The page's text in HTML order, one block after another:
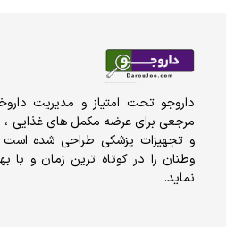
داروجو تحت امتیاز و مدیریت
مرجعی برای عرضه مکمل های غذایی
و تجهیزات پزشکی طراحی شده است
وطنان را در کوتاه ترین زمان و با
نماید.